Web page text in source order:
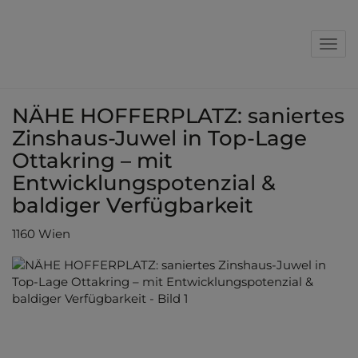
NÄHE HOFFERPLATZ: saniertes
Zinshaus-Juwel in Top-Lage
Ottakring – mit
Entwicklungspotenzial &
baldiger Verfügbarkeit
1160 Wien